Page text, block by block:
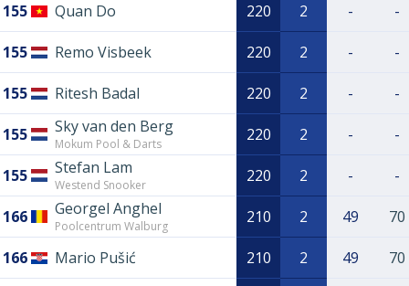
155 Quan Do 220 2 - -
155 Remo Visbeek 220 2 - -
155 Ritesh Badal 220 2 - -
155 Sky van den Berg
Mokum Pool & Darts 220 2 - -
155 Stefan Lam
Westend Snooker 220 2 - -
166 Georgel Anghel
Poolcentrum Walburg 210 2 49 70
166 Mario Pušić 210 2 49 70